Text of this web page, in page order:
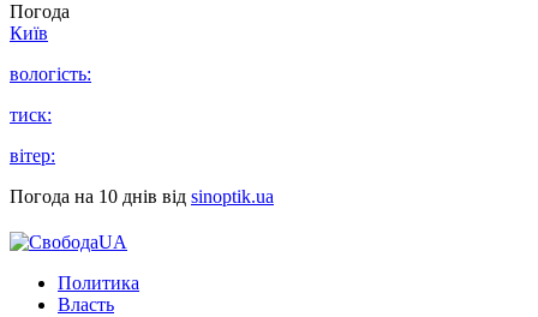
Погода
Київ
вологість:
тиск:
вітер:
Погода на 10 днів від sinoptik.ua
Политика
Власть